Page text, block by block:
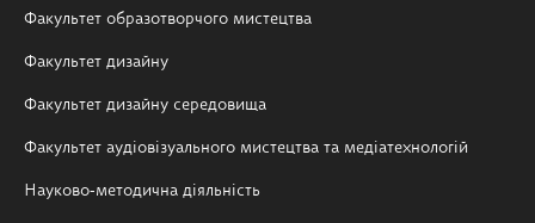
Факультет образотворчого мистецтва
Факультет дизайну
Факультет дизайну середовища
Факультет аудіовізуального мистецтва та медіатехнологій
Науково-методична діяльність